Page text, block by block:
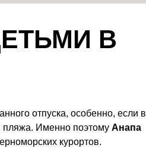
В
отпуска, особенно, если в
пляжа. Именно поэтомуАнапа
курортов.